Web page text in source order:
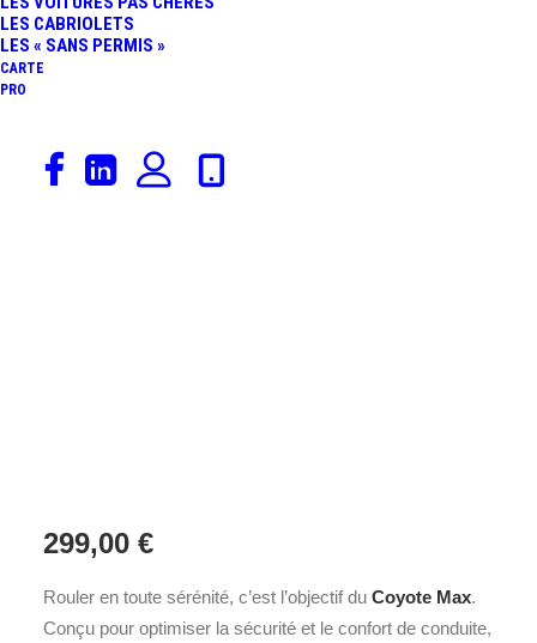
LES CABRIOLETS
LES « SANS PERMIS »
CARTE
PRO
299,00 €
Rouler en toute sérénité, c’est l’objectif du Coyote Max.
Conçu pour optimiser la sécurité et le confort de conduite,